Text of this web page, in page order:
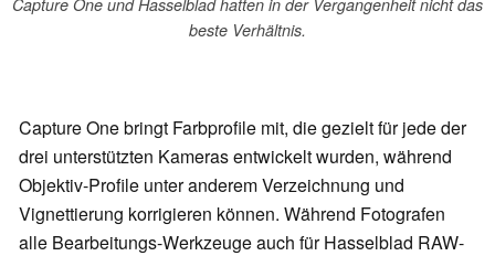
Capture One und Hasselblad hatten in der Vergangenheit nicht das
beste Verhältnis.
Capture One bringt Farbprofile mit, die gezielt für jede der
drei unterstützten Kameras entwickelt wurden, während
Objektiv-Profile unter anderem Verzeichnung und
Vignettierung korrigieren können. Während Fotografen
alle Bearbeitungs-Werkzeuge auch für Hasselblad RAW-